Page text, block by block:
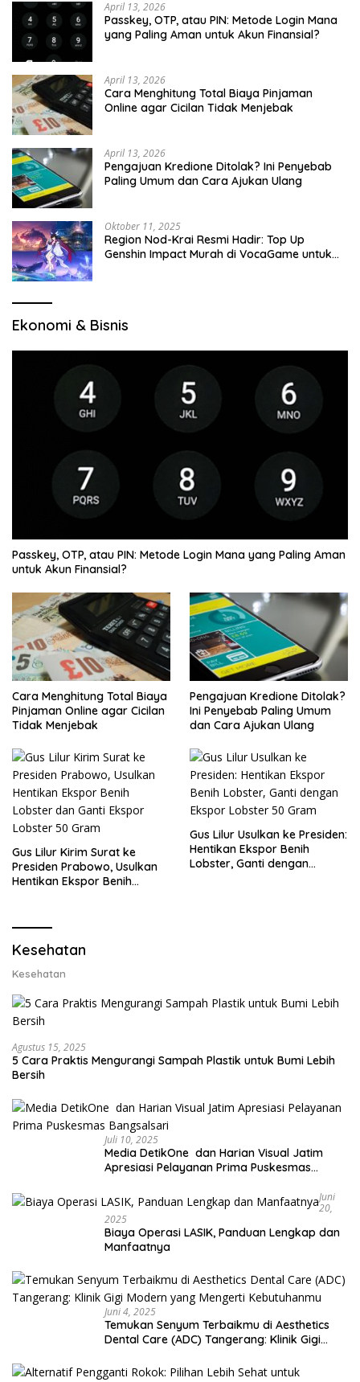
April 13, 2026
Passkey, OTP, atau PIN: Metode Login Mana
yang Paling Aman untuk Akun Finansial?
April 13, 2026
Cara Menghitung Total Biaya Pinjaman
Online agar Cicilan Tidak Menjebak
April 13, 2026
Pengajuan Kredione Ditolak? Ini Penyebab
Paling Umum dan Cara Ajukan Ulang
Oktober 11, 2025
Region Nod-Krai Resmi Hadir: Top Up
Genshin Impact Murah di VocaGame untuk
Ekonomi & Bisnis
Passkey, OTP, atau PIN: Metode Login Mana yang Paling Aman
untuk Akun Finansial?
Cara Menghitung Total Biaya
Pinjaman Online agar Cicilan
Tidak Menjebak
Pengajuan Kredione Ditolak?
Ini Penyebab Paling Umum
dan Cara Ajukan Ulang
Gus Lilur Kirim Surat ke
Presiden Prabowo, Usulkan
Hentikan Ekspor Benih
Gus Lilur Usulkan ke Presiden:
Hentikan Ekspor Benih
Lobster, Ganti dengan
Kesehatan
Kesehatan
Agustus 15, 2025
5 Cara Praktis Mengurangi Sampah Plastik untuk Bumi Lebih
Bersih
Juli 10, 2025
Media DetikOne dan Harian Visual Jatim
Apresiasi Pelayanan Prima Puskesmas
Juni
20,
2025
Biaya Operasi LASIK, Panduan Lengkap dan
Manfaatnya
Juni 4, 2025
Temukan Senyum Terbaikmu di Aesthetics
Dental Care (ADC) Tangerang: Klinik Gigi